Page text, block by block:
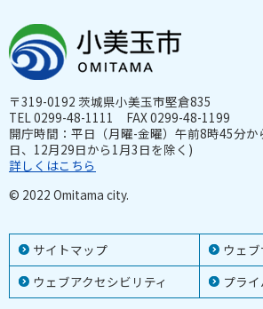
サイトマップ
ウェ
ウェブアクセシビリティ
プラ
〒319-0192 茨城県小美玉市堅倉835
TEL 0299-48-1111 FAX 0299-48-1199
開庁時間：平日（月曜-金曜）午前8時45分
日、12月29日から1月3日を除く)
詳しくはこちら
© 2022 Omitama city.